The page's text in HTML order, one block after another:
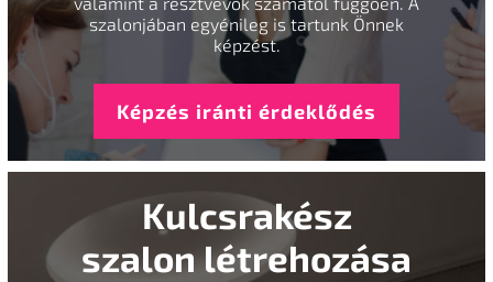
szalonjában egyénileg is tartunk Önnek
képzést.
Képzés iránti érdeklődés
Kulcsrakész
szalon létrehozása